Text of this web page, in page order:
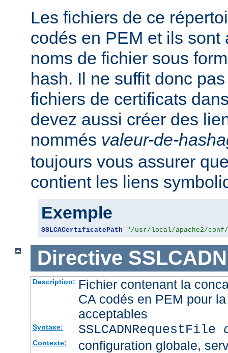
Les fichiers de ce
codés en PEM et ils sont
noms de fichier sous
hash. Il ne suffit donc
fichiers de certificats
devez aussi créer des
nommés valeur-de-
toujours vous assurer
contient les liens
Exemple
SSLCACertificatePath "/usr/local/apache2/
Directive
Description: Fichier contenant la
CA codés en PEM pour
acceptables
Syntaxe: SSLCADNRequestFile
Contexte: configuration globale,